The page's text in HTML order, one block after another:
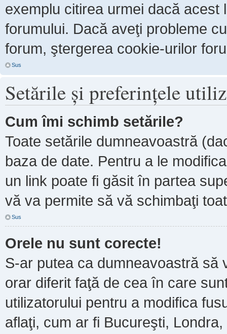
exemplu citirea urmei dacă
forumului. Dacă aveţi probleme
forum, ştergerea cookie-urilor
Sus
Setările şi preferinţele
Cum îmi schimb setările?
Toate setările dumneavoastră
baza de date. Pentru a le
un link poate fi găsit în partea
vă va permite să vă schimbaţi
Sus
Orele nu sunt corecte!
S-ar putea ca dumneavoastră să
orar diferit faţă de cea în care
utilizatorului pentru a modifica
aflaţi, cum ar fi Bucureşti,